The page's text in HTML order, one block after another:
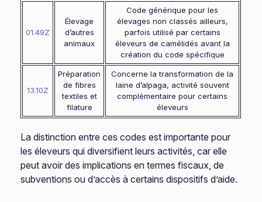
01.49Z
Élevage
d’autres
animaux
Code générique pour les
élevages non classés ailleurs,
parfois utilisé par certains
éleveurs de camélidés avant la
création du code spécifique
13.10Z
Préparation
de fibres
textiles et
filature
Concerne la transformation de la
laine d’alpaga, activité souvent
complémentaire pour certains
éleveurs
La distinction entre ces codes est importante pour
les éleveurs qui diversifient leurs activités, car elle
peut avoir des implications en termes fiscaux, de
subventions ou d’accès à certains dispositifs d’aide.